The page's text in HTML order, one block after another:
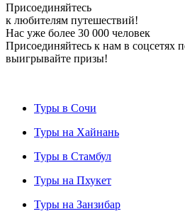
Присоединяйтесь
к любителям путешествий!
Нас уже более 30 000 человек
Присоединяйтесь к нам в соцсетях
выигрывайте призы!
Туры в Сочи
Туры на Хайнань
Туры в Стамбул
Туры на Пхукет
Туры на Занзибар